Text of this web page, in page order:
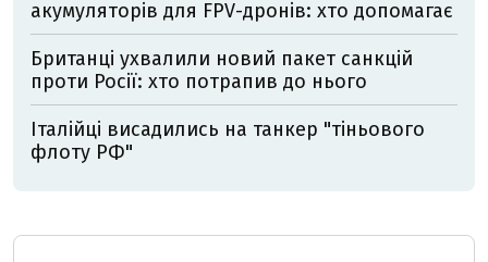
акумуляторів для FPV-дронів: хто допомагає
Британці ухвалили новий пакет санкцій
проти Росії: хто потрапив до нього
Італійці висадились на танкер "тіньового
флоту РФ"